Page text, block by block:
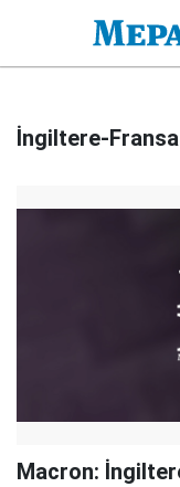
İngiltere-
Macron: